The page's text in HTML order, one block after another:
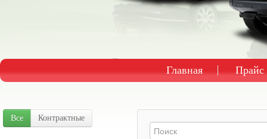
Главная Прайс
Все Контрактные